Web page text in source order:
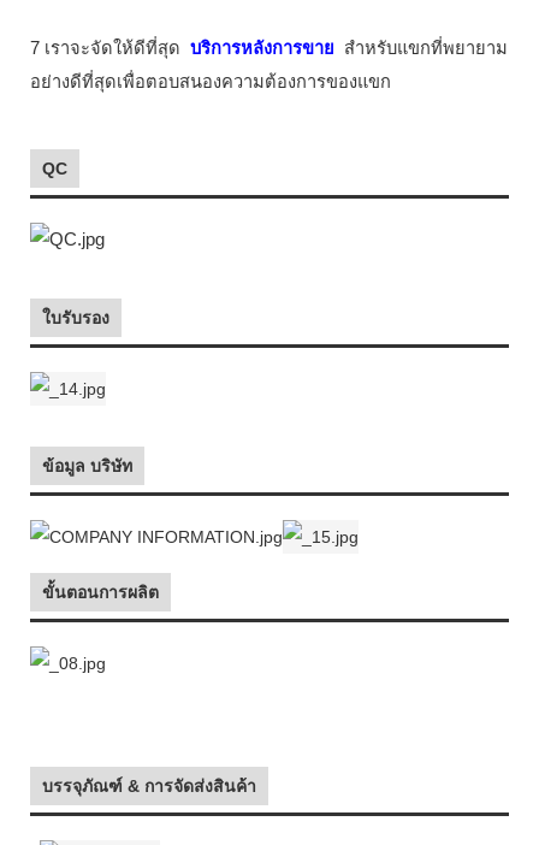
7 เราจะจัดให้ดีที่สุด บริการหลังการขาย
สำหรับแขกที่พยายาม
อย่างดีที่สุดเพื่อตอบสนองความต้องการของแขก
QC
ใบรับรอง
ข้อมูล บริษัท
ขั้นตอนการผลิต
บรรจุภัณฑ์ & การจัดส่งสินค้า